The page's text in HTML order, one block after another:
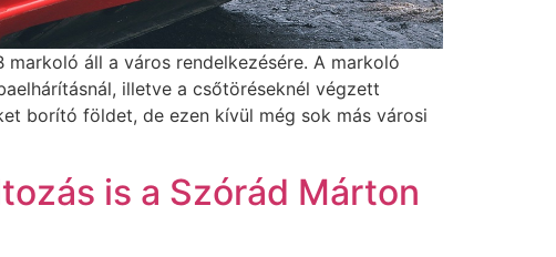
áll a város rendelkezésére. A markoló
illetve a csőtöréseknél végzett
borító földet, de ezen kívül még sok más városi
is a Szórád Márton